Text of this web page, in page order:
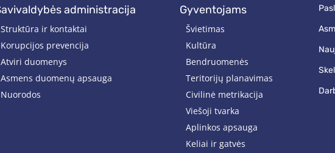
savivaldybės administracija
Struktūra ir kontaktai
Korupcijos prevencija
Atviri duomenys
Asmens duomenų apsauga
Nuorodos
gyventojams
Švietimas
Kultūra
Bendruomenės
Teritorijų planavimas
Civilinė metrikacija
Viešoji tvarka
Aplinkos apsauga
Keliai ir gatvės